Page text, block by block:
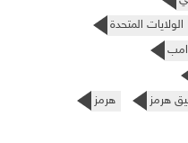
الولايات المتحدة
هرمز
هرمز